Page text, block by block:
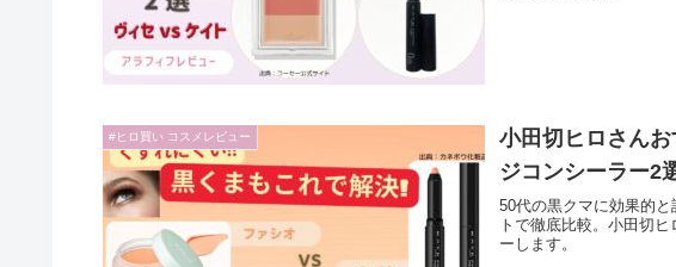
#ヒロ買い コスメレビュー
小田切ヒロさん
ジコンシーラー2
50代の黒クマに効果的
トで徹底比較。小田切
ーします。